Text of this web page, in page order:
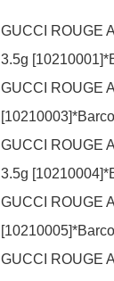
GUCCI ROUGE
3.5g
GUCCI ROUGE
GUCCI ROUGE
3.5g
GUCCI ROUGE
GUCCI ROUGE